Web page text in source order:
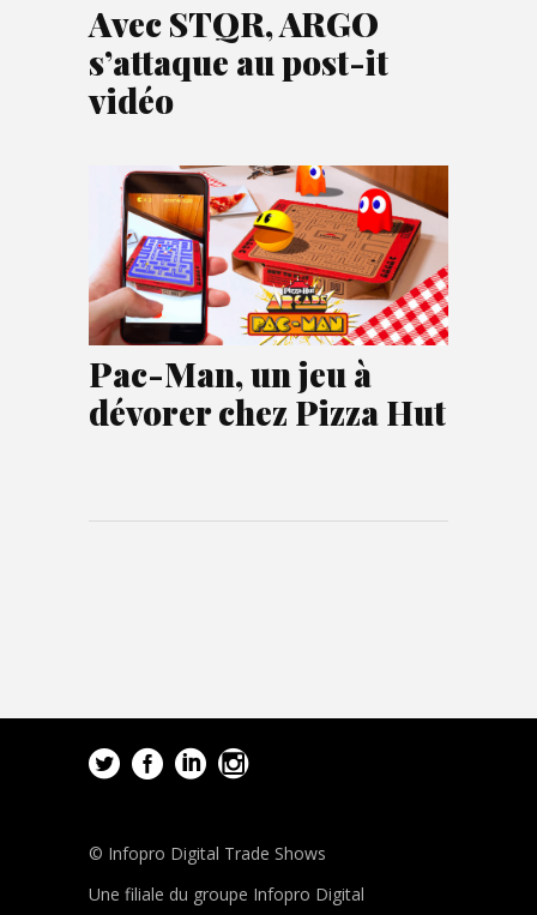
Avec STQR, ARGO
s’attaque au post-it
vidéo
Pac-Man, un jeu à
dévorer chez Pizza Hut
© Infopro Digital Trade Shows
Une filiale du groupe Infopro Digital